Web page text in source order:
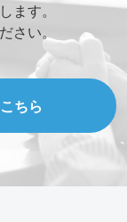
ます。
さい。
ちら